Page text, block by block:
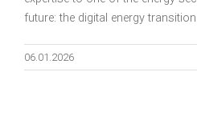
future: the digital energy
06.01.2026